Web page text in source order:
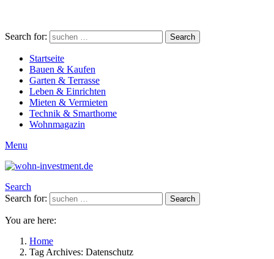
Search for: Search
Startseite
Bauen & Kaufen
Garten & Terrasse
Leben & Einrichten
Mieten & Vermieten
Technik & Smarthome
Wohnmagazin
Menu
Search
Search for:
Search
You are here:
Home
Tag Archives: Datenschutz